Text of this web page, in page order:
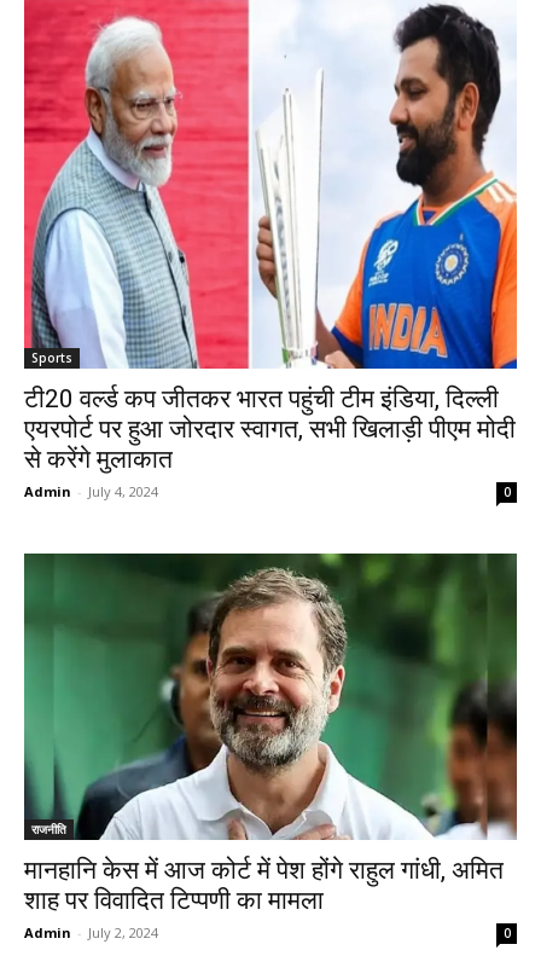
Sports
टी20 वर्ल्ड कप जीतकर भारत पहुंची टीम इंडिया, दिल्ली
एयरपोर्ट पर हुआ जोरदार स्वागत, सभी खिलाड़ी पीएम मोदी
से करेंगे मुलाकात
Admin - July 4, 2024 0
राजनीति
मानहानि केस में आज कोर्ट में पेश होंगे राहुल गांधी, अमित
शाह पर विवादित टिप्पणी का मामला
Admin - July 2, 2024 0